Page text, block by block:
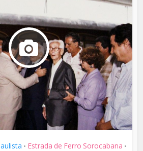
• Estrada de Ferro Sorocabana •